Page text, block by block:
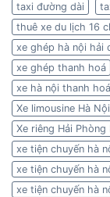
taxi đường dài
thuê xe du lịch 16
xe ghép hà nội hải
xe ghép thanh hoá
xe hà nội thanh hoá
Xe limousine Hà
Xe riêng Hải Phòng
xe tiện chuyến hà
xe tiện chuyến hà
xe tiện chuyến hà